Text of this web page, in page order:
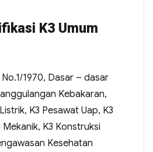
K3 Umum
No.1/1970, Dasar – dasar
Kebakaran,
K3 Pesawat Uap, K3
Mekanik, K3 Konstruksi
Kesehatan